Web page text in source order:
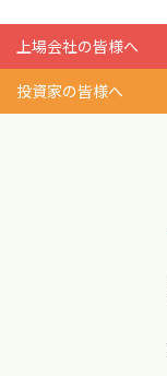
上場会社の皆様へ
投資家の皆様へ